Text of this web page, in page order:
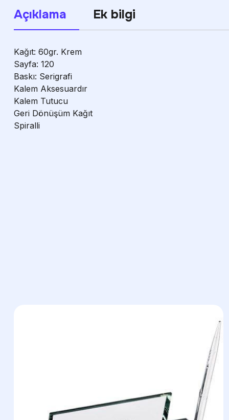
Açıklama Ek bilgi
Kağıt: 60gr. Krem
Sayfa: 120
Baskı: Serigrafi
Kalem Aksesuardır
Kalem Tutucu
Geri Dönüşüm Kağıt
Spiralli